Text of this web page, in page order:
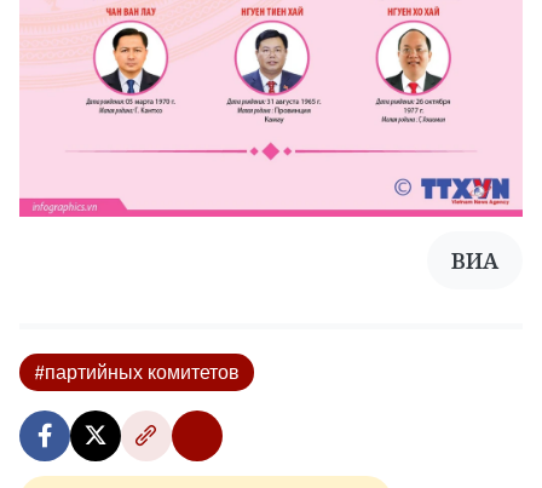
ВИА
#партийных комитетов